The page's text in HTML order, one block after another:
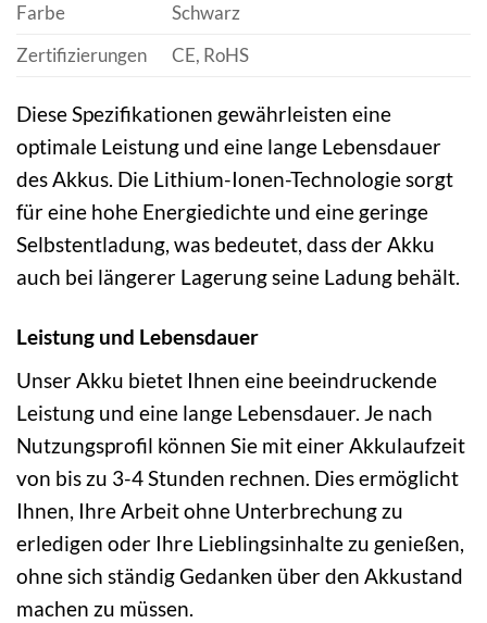
Farbe
Schwarz
Zertifizierungen
CE, RoHS
Diese Spezifikationen gewährleisten eine
optimale Leistung und eine lange Lebensdauer
des Akkus. Die Lithium-Ionen-Technologie sorgt
für eine hohe Energiedichte und eine geringe
Selbstentladung, was bedeutet, dass der Akku
auch bei längerer Lagerung seine Ladung behält.
Leistung und Lebensdauer
Unser Akku bietet Ihnen eine beeindruckende
Leistung und eine lange Lebensdauer. Je nach
Nutzungsprofil können Sie mit einer Akkulaufzeit
von bis zu 3-4 Stunden rechnen. Dies ermöglicht
Ihnen, Ihre Arbeit ohne Unterbrechung zu
erledigen oder Ihre Lieblingsinhalte zu genießen,
ohne sich ständig Gedanken über den Akkustand
machen zu müssen.